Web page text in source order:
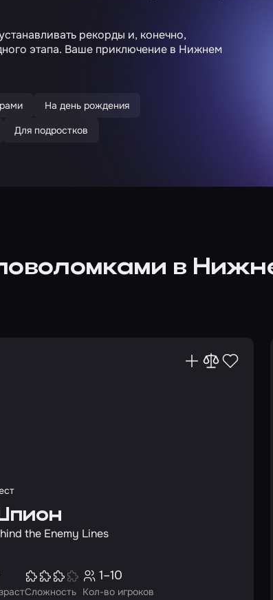
рекорды и, конечно,
этапа. Ваше приключение в Нижнем
На день рождения
Для подростков
в
the Enemy Lines
Сложность Кол-во игроков
1–10